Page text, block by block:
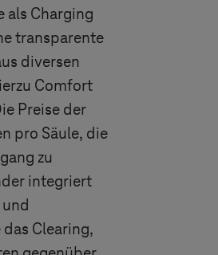
als Charging
transparente
diversen
Comfort
Preise der
pro Säule, die
zu
integriert
Clearing,